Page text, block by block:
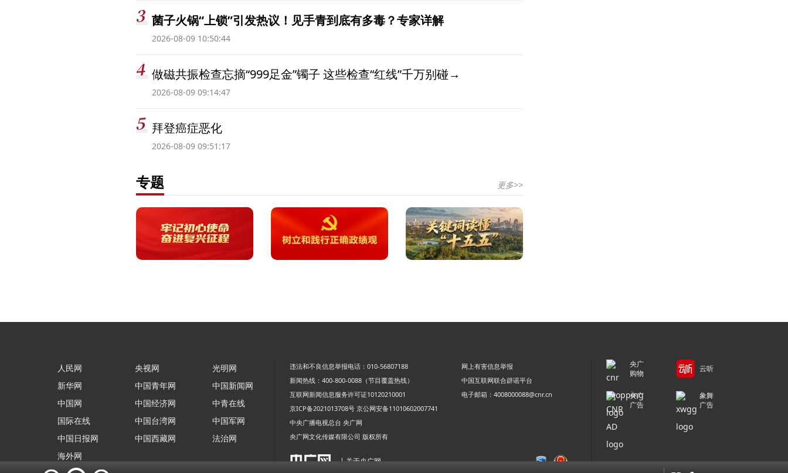
菌子火锅“上锁”引发热议！见手青到底有多毒？专家详解
2026-08-09 10:50:44
做磁共振检查忘摘“999足金”镯子 这些检查“红线”千万别碰→
2026-08-09 09:14:47
拜登癌症恶化
2026-08-09 09:51:17
专题 更多>>
人民网
新华网
中国网
国际在线
中国日报网
海外网
央视网
中国青年网
中国经济网
中国台湾网
中国西藏网
光明网
中国新闻网
中青在线
中国军网
法治网
违法和不良信息举报电话：010-56807188
网上有害信息举报
新闻热线：400-800-0088（节目覆盖热线）
中国互联网联合辟谣平台
互联网新闻信息服务许可证10120210001
电子邮箱：4008000088@cnr.cn
京ICP备2021013708号 京公网安备11010602007741
中央广播电视总台 央广网
央广网文化传媒有限公司 版权所有
| 关于央广网
央广
购物
云听
央广
广告
象舞
广告